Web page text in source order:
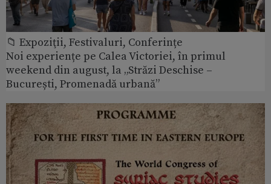
📁 Expoziţii, Festivaluri, Conferințe
Noi experiențe pe Calea Victoriei, în primul
weekend din august, la „Străzi Deschise –
București, Promenadă urbană”